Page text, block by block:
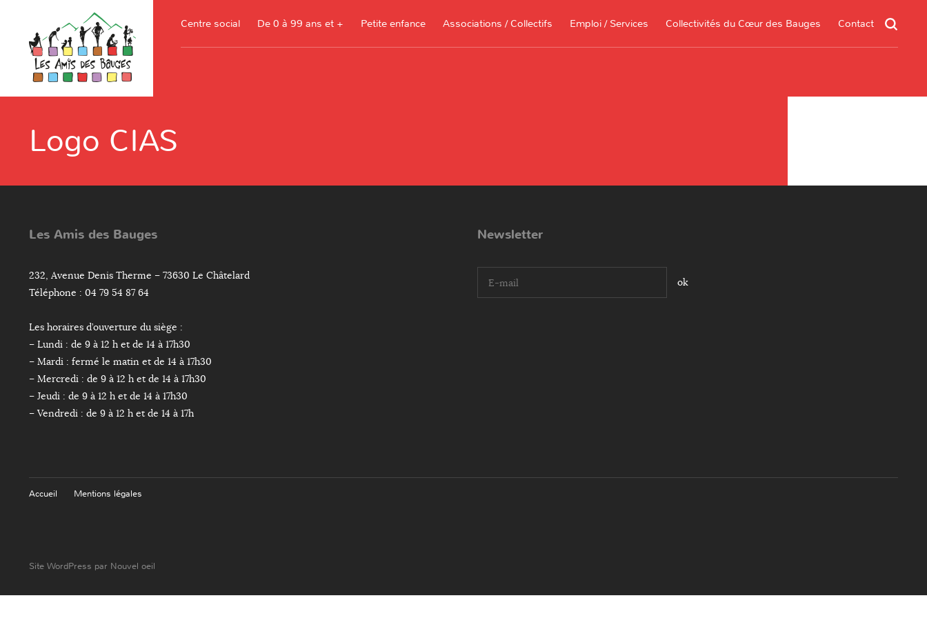
Centre social De 0 à 99 ans et + Petite enfance Associations / Collectifs Emploi / Services Collectivités du Cœur des Bauges Contact
Logo CIAS
Les Amis des Bauges
232, Avenue Denis Therme – 73630 Le Châtelard
Téléphone : 04 79 54 87 64
Les horaires d’ouverture du siège :
– Lundi : de 9 à 12 h et de 14 à 17h30
– Mardi : fermé le matin et de 14 à 17h30
– Mercredi : de 9 à 12 h et de 14 à 17h30
– Jeudi : de 9 à 12 h et de 14 à 17h30
– Vendredi : de 9 à 12 h et de 14 à 17h
Newsletter
I agree terms and conditions.*
Accueil Mentions légales
Site WordPress par Nouvel oeil